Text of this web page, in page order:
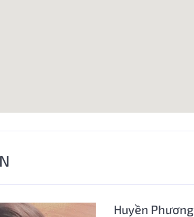
Huyền Phương